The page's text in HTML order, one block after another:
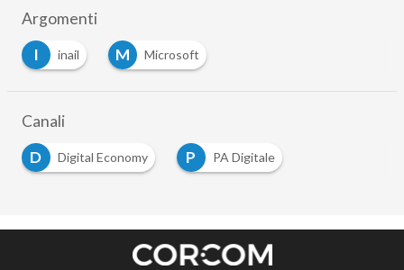
Argomenti
I
inail M Microsoft
Canali
D
Digital Economy P PA Digitale